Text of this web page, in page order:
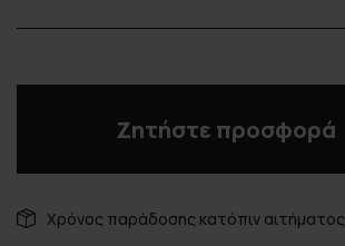
Ζητήστε προσφορά
Χρόνος παράδοσης κατόπιν αιτήματος